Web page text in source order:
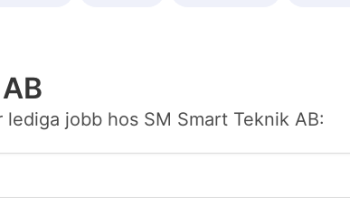
jobb hos SM Smart Teknik AB: